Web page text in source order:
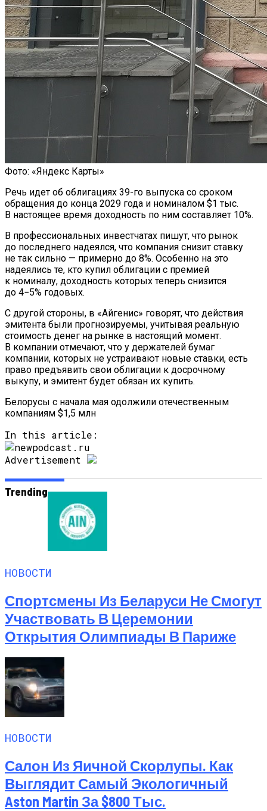
Как Мы Худеем: 8 Этапов Похудения У
Мужчин И Женщин
Фото: «Яндекс Карты»
Речь идет об облигациях 39-го выпуска со сроком
обращения до конца 2029 года и номиналом $1 тыс.
В настоящее время доходность по ним составляет 10%.
В профессиональных инвестчатах пишут, что рынок
до последнего надеялся, что компания снизит ставку
не так сильно — примерно до 8%. Особенно на это
надеялись те, кто купил облигации с премией
к номиналу, доходность которых теперь снизится
до 4−5% годовых.
С другой стороны, в «Айгенис» говорят, что действия
эмитента были прогнозируемы, учитывая реальную
стоимость денег на рынке в настоящий момент.
В компании отмечают, что у держателей бумаг
компании, которых не устраивают новые ставки, есть
право предъявить свои облигации к досрочному
выкупу, и эмитент будет обязан их купить.
Белорусы с начала мая одолжили отечественным
компаниям $1,5 млн
In this article:
Advertisement
Trending
НОВОСТИ
Спортсмены Из Беларуси Не Смогут
Участвовать В Церемонии
Открытия Олимпиады В Париже
НОВОСТИ
Салон Из Яичной Скорлупы. Как
Выглядит Самый Экологичный
Aston Martin За $800 Тыс.